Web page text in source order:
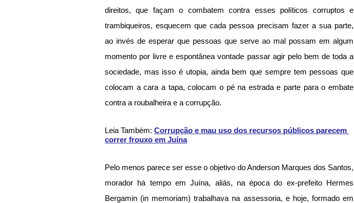
direitos, que façam o combatem contra esses políticos corruptos e
trambiqueiros, esquecem que cada pessoa precisam fazer a sua parte,
ao invés de esperar que pessoas que serve ao mal possam em algum
momento por livre e espontânea vontade passar agir pelo bem de toda a
sociedade, mas isso é utopia, ainda bem que sempre tem pessoas que
colocam a cara a tapa, colocam o pé na estrada e parte para o embate
contra a roubalheira e a corrupção.
Leia Também: Corrupção e mau uso dos recursos públicos parecem
correr frouxo em Juína
Pelo menos parece ser esse o objetivo do Anderson Marques dos Santos,
morador há tempo em Juína, aliás, na época do ex-prefeito Hermes
Bergamin (in memoriam) trabalhava na assessoria, e hoje, formado em